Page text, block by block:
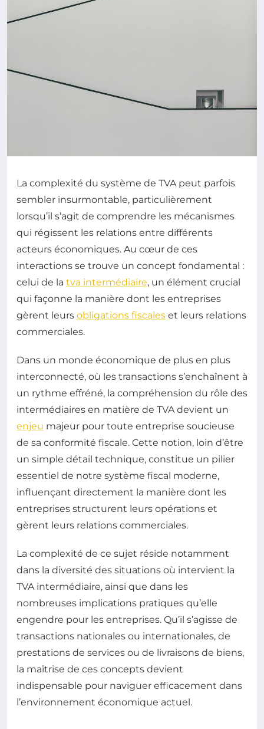
La complexité du système de TVA peut parfois
sembler insurmontable, particulièrement
lorsqu’il s’agit de comprendre les mécanismes
qui régissent les relations entre différents
acteurs économiques. Au cœur de ces
interactions se trouve un concept fondamental :
celui de la tva intermédiaire, un élément crucial
qui façonne la manière dont les entreprises
gèrent leurs obligations fiscales et leurs relations
commerciales.
Dans un monde économique de plus en plus
interconnecté, où les transactions s’enchaînent à
un rythme effréné, la compréhension du rôle des
intermédiaires en matière de TVA devient un
enjeu majeur pour toute entreprise soucieuse
de sa conformité fiscale. Cette notion, loin d’être
un simple détail technique, constitue un pilier
essentiel de notre système fiscal moderne,
influençant directement la manière dont les
entreprises structurent leurs opérations et
gèrent leurs relations commerciales.
La complexité de ce sujet réside notamment
dans la diversité des situations où intervient la
TVA intermédiaire, ainsi que dans les
nombreuses implications pratiques qu’elle
engendre pour les entreprises. Qu’il s’agisse de
transactions nationales ou internationales, de
prestations de services ou de livraisons de biens,
la maîtrise de ces concepts devient
indispensable pour naviguer efficacement dans
l’environnement économique actuel.